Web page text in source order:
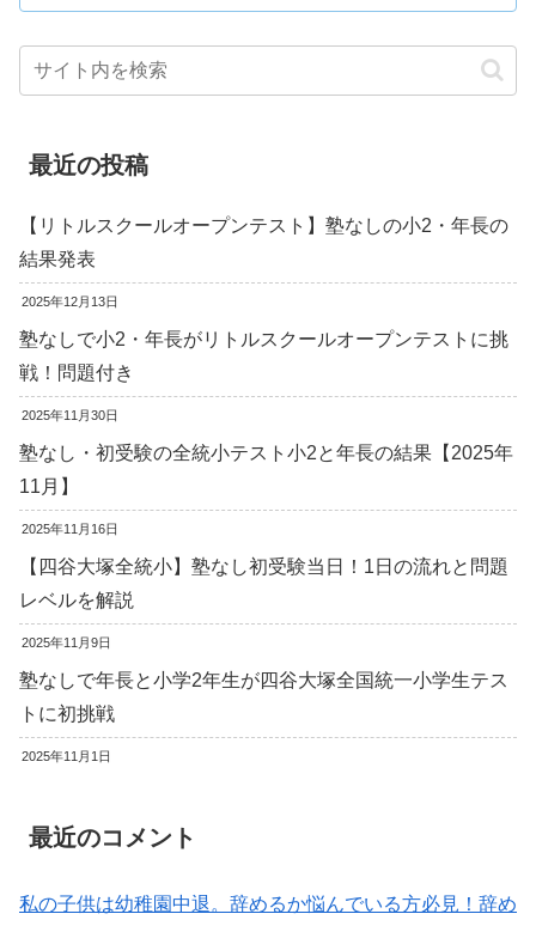
最近の投稿
【リトルスクールオープンテスト】塾なしの小2・年長の
結果発表
2025年12月13日
塾なしで小2・年長がリトルスクールオープンテストに挑
戦！問題付き
2025年11月30日
塾なし・初受験の全統小テスト小2と年長の結果【2025年
11月】
2025年11月16日
【四谷大塚全統小】塾なし初受験当日！1日の流れと問題
レベルを解説
2025年11月9日
塾なしで年長と小学2年生が四谷大塚全国統一小学生テス
トに初挑戦
2025年11月1日
最近のコメント
私の子供は幼稚園中退。辞めるか悩んでいる方必見！辞め